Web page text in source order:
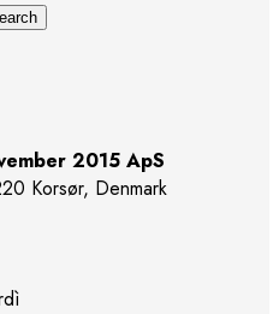
2015 ApS
Korsør, Denmark